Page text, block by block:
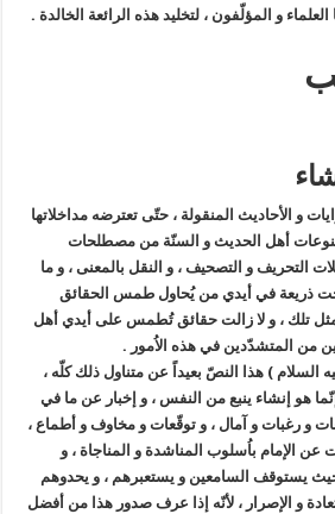
العلماء و المؤلّفون ، لتخليد هذه الرائعة الخالدة .
و الأحاديث المنقولة ، حتّى تعترضه مداخلاتها
أهل الحديث و السنّة من مصطلحات
التحريف و التصحيف ، و النقل بالمعنى ، و ما
ذريعة في أيدي من يُحاول طمس الحقائق
، بمثل تلك ، و لا زالت حقائق تُطمس على أيدي أهل
من المتشدّدين في هذه الاُمور .
السلام ) هذا النصّ بعيداً عن متناول ذلك كلّه ،
هو إنشاء ينبع من النفس ، و إخبار عن ما في
و رغبات و آمال ، و توقّعات و مخاوف و أطماع ،
الإمام باُسلوب المناشدة و المناجاة ، و
يستوقف السامعين و يستعبرهم ، و يحدوهم
و الإصرار ، لأنّه إذا عرف صدور هذا من أفضل